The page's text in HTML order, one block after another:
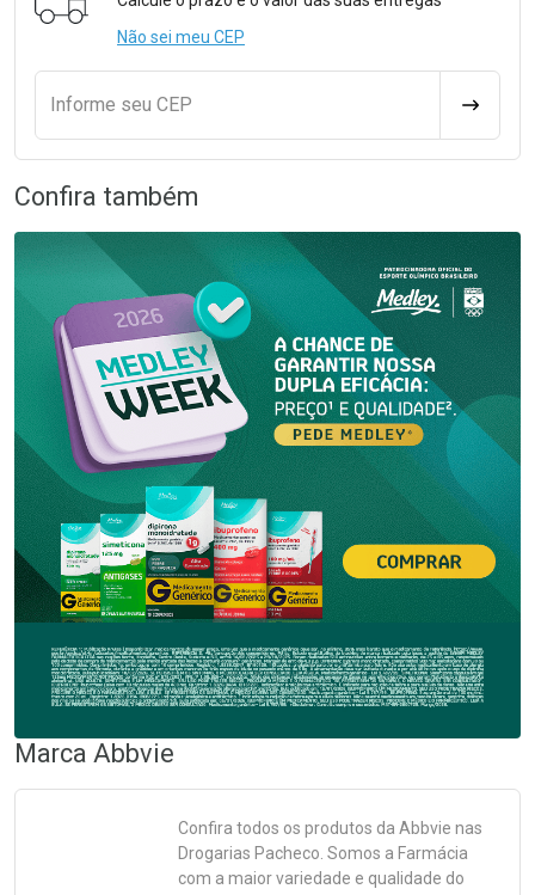
Não sei meu CEP
Informe seu CEP
Confira também
Marca Abbvie
Confira todos os produtos da Abbvie nas
Drogarias Pacheco. Somos a Farmácia
com a maior variedade e qualidade do